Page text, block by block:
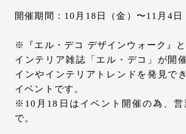
オンライン見積もり ショ
開催期間：10月18日（金）〜11月4日
※『エル・デコ デザインウォーク』
インテリア雑誌「エル・デコ」が開
インやインテリアトレンドを発見で
イベントです。
※10月18日はイベント開催の為、営
で。